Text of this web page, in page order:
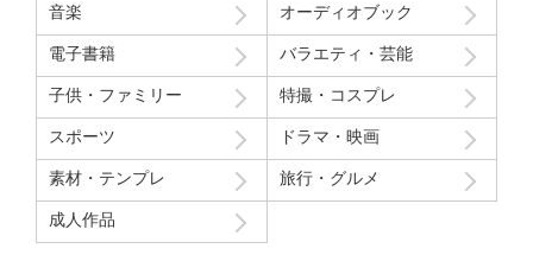
月間ランキング
年間ランキング
音楽 オーディオブック
電子書籍 バラエティ・芸能
子供・ファミリー 特撮・コスプレ
スポーツ ドラマ・映画
素材・テンプレ 旅行・グルメ
成人作品